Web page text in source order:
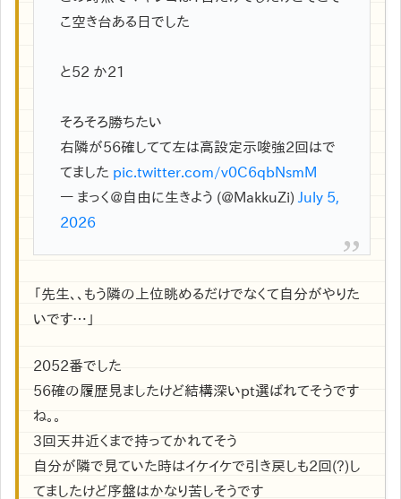
こ空き台ある日でした
と52 か21
そろそろ勝ちたい
右隣が56確してて左は高設定示唆強2回はで
てました pic.twitter.com/v0C6qbNsmM
— まっく@自由に生きよう (@MakkuZi)
July 5,
2026
「先生、、もう隣の上位眺めるだけでなくて自分がやりた
いです…」
2052番でした
56確の履歴見ましたけど結構深いpt選ばれてそうです
ね。。
3回天井近くまで持ってかれてそう
自分が隣で見ていた時はイケイケで引き戻しも2回(?)し
てましたけど序盤はかなり苦しそうです